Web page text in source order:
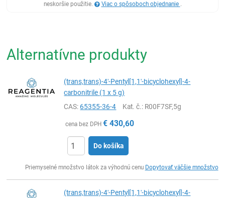
neskoršie použitie.
Viac o spôsoboch objednanie .
Alternatívne produkty
(trans,trans)-4′-Pentyl[1,1′-bicyclohexyl]-4-
carbonitrile (1 x 5 g)
CAS:65355-36-4 Kat. č.: R00F7SF,5g
cena bez DPH € 430,60
Do košíka
Priemyselné množstvo látok za výhodnú cenu Dopytovať väčšie množstvo
(trans,trans)-4′-Pentyl[1,1′-bicyclohexyl]-4-